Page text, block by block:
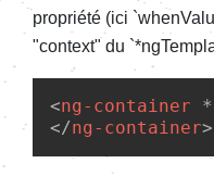
propriété (ici
"context" du
<ng-container *
</ng-container>